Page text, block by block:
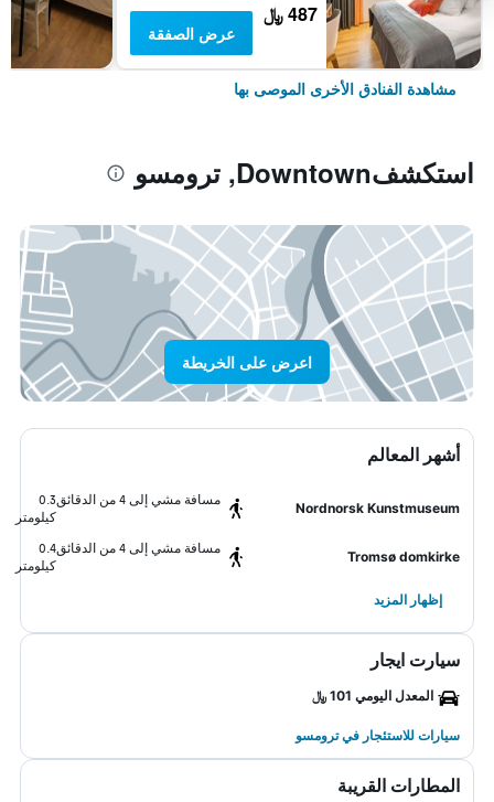
487 ﷼
عرض الصفقة
مشاهدة الفنادق الأخرى الموصى بها
استكشفDowntown, ترومسو
اعرض على الخريطة
أشهر المعالم
Nordnorsk Kunstmuseum
مسافة مشي إلى 4 من الدقائق
0.3
كيلومتر
Tromsø domkirke
مسافة مشي إلى 4 من الدقائق
0.4
كيلومتر
إظهار المزيد
سيارت ايجار
المعدل اليومي 101 ﷼
سيارات للاستئجار في ترومسو
المطارات القريبة